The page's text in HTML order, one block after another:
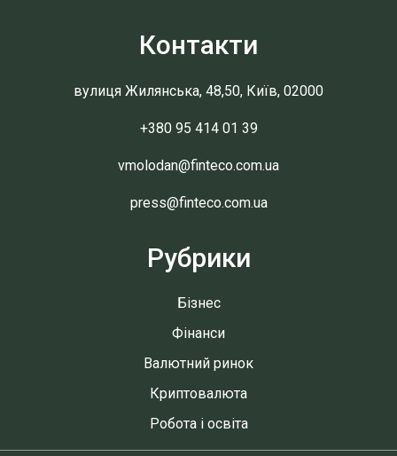
Контакти
вулиця Жилянська, 48,50, Київ, 02000
+380 95 414 01 39
vmolodan@finteco.com.ua
press@finteco.com.ua
Рубрики
Бізнес
Фінанси
Валютний ринок
Криптовалюта
Робота і освіта